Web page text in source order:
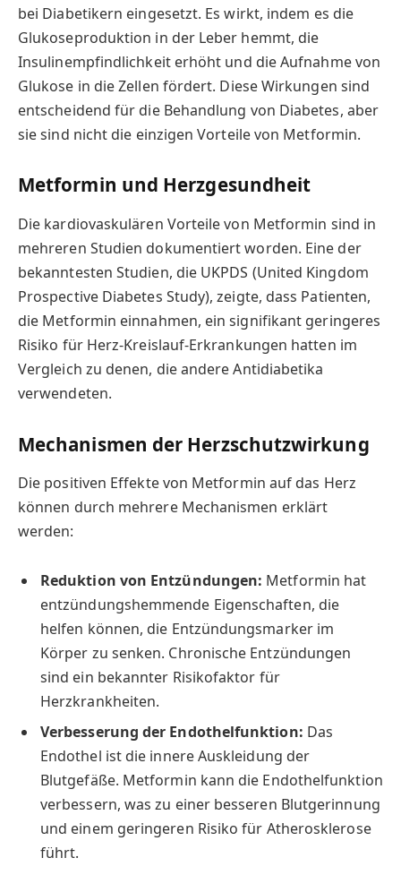
bei Diabetikern eingesetzt. Es wirkt, indem es die
Glukoseproduktion in der Leber hemmt, die
Insulinempfindlichkeit erhöht und die Aufnahme von
Glukose in die Zellen fördert. Diese Wirkungen sind
entscheidend für die Behandlung von Diabetes, aber
sie sind nicht die einzigen Vorteile von Metformin.
Metformin und Herzgesundheit
Die kardiovaskulären Vorteile von Metformin sind in
mehreren Studien dokumentiert worden. Eine der
bekanntesten Studien, die UKPDS (United Kingdom
Prospective Diabetes Study), zeigte, dass Patienten,
die Metformin einnahmen, ein signifikant geringeres
Risiko für Herz-Kreislauf-Erkrankungen hatten im
Vergleich zu denen, die andere Antidiabetika
verwendeten.
Mechanismen der Herzschutzwirkung
Die positiven Effekte von Metformin auf das Herz
können durch mehrere Mechanismen erklärt
werden:
Reduktion von Entzündungen: Metformin hat
entzündungshemmende Eigenschaften, die
helfen können, die Entzündungsmarker im
Körper zu senken. Chronische Entzündungen
sind ein bekannter Risikofaktor für
Herzkrankheiten.
Verbesserung der Endothelfunktion: Das
Endothel ist die innere Auskleidung der
Blutgefäße. Metformin kann die Endothelfunktion
verbessern, was zu einer besseren Blutgerinnung
und einem geringeren Risiko für Atherosklerose
führt.